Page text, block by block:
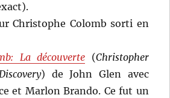
Christophe Colomb sorti en
La découverte (Christopher
) de John Glen avec
et Marlon Brando. Ce fut un